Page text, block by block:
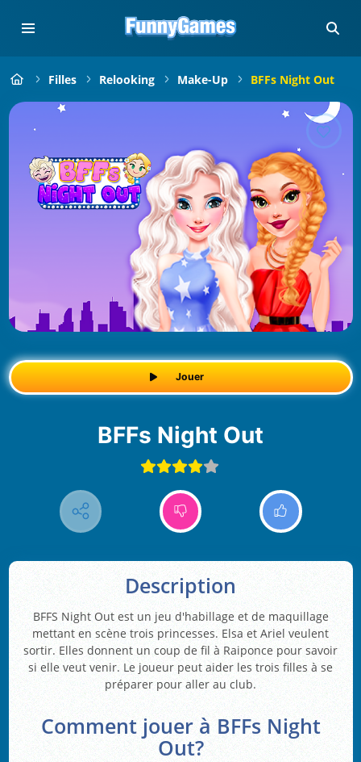
Filles Relooking Make-Up BFFs Night Out
Jouer
BFFs Night Out
Description
BFFS Night Out est un jeu d'habillage et de maquillage
mettant en scène trois princesses. Elsa et Ariel veulent
sortir. Elles donnent un coup de fil à Raiponce pour savoir
si elle veut venir. Le joueur peut aider les trois filles à se
préparer pour aller au club.
Comment jouer à BFFs Night
Out?